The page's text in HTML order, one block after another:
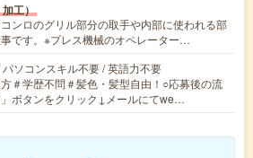
工）
ンロのグリル部分の取手や内部に使われる部
です。※プレス機械のオペレーター…
パソコンスキル不要 / 英語力不要
＃学歴不問＃髪色・髪型自由！○応募後の流
ボタンをクリック↓メールにてwe…